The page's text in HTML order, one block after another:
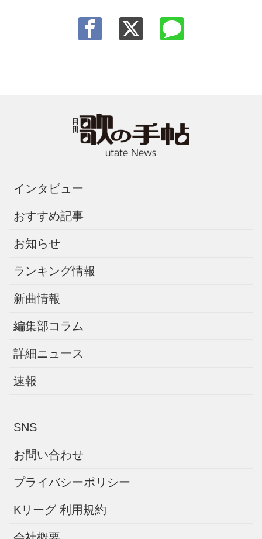
インタビュー
おすすめ記事
お知らせ
ランキング情報
新曲情報
編集部コラム
詳細ニュース
速報
SNS
お問い合わせ
プライバシーポリシー
Kリーグ 利用規約